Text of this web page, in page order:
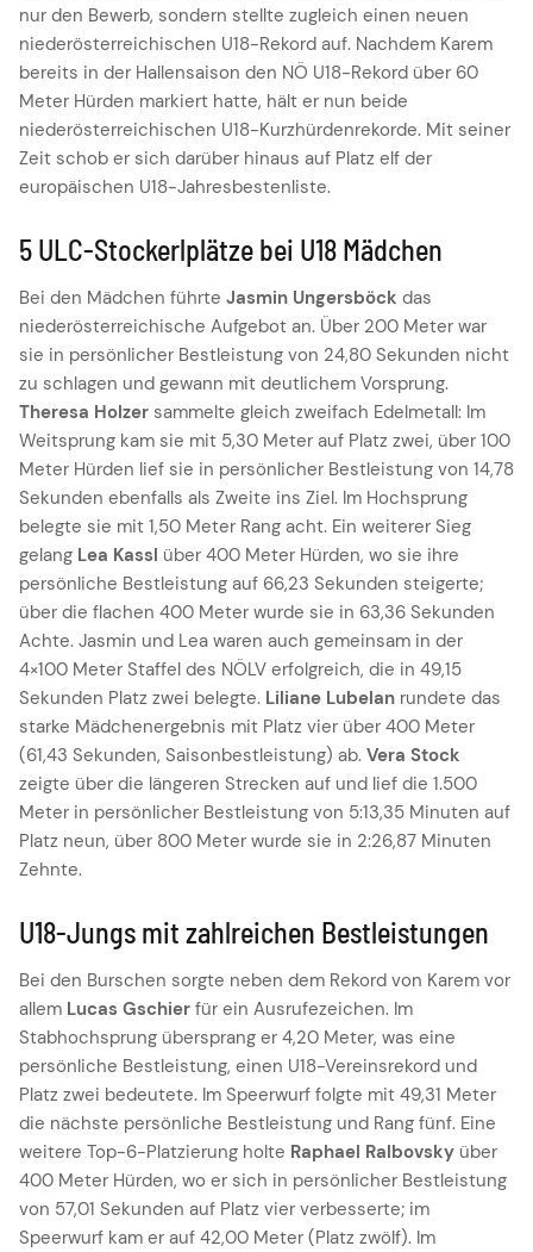
nur den Bewerb, sondern stellte zugleich einen neuen
niederösterreichischen U18-Rekord auf. Nachdem Karem
bereits in der Hallensaison den NÖ U18-Rekord über 60
Meter Hürden markiert hatte, hält er nun beide
niederösterreichischen U18-Kurzhürdenrekorde. Mit seiner
Zeit schob er sich darüber hinaus auf Platz elf der
europäischen U18-Jahresbestenliste.
5 ULC-Stockerlplätze bei U18 Mädchen
Bei den Mädchen führte Jasmin Ungersböck das
niederösterreichische Aufgebot an. Über 200 Meter war
sie in persönlicher Bestleistung von 24,80 Sekunden nicht
zu schlagen und gewann mit deutlichem Vorsprung.
Theresa Holzer sammelte gleich zweifach Edelmetall: Im
Weitsprung kam sie mit 5,30 Meter auf Platz zwei, über 100
Meter Hürden lief sie in persönlicher Bestleistung von 14,78
Sekunden ebenfalls als Zweite ins Ziel. Im Hochsprung
belegte sie mit 1,50 Meter Rang acht. Ein weiterer Sieg
gelang Lea Kassl über 400 Meter Hürden, wo sie ihre
persönliche Bestleistung auf 66,23 Sekunden steigerte;
über die flachen 400 Meter wurde sie in 63,36 Sekunden
Achte. Jasmin und Lea waren auch gemeinsam in der
4×100 Meter Staffel des NÖLV erfolgreich, die in 49,15
Sekunden Platz zwei belegte. Liliane Lubelan rundete das
starke Mädchenergebnis mit Platz vier über 400 Meter
(61,43 Sekunden, Saisonbestleistung) ab. Vera Stock
zeigte über die längeren Strecken auf und lief die 1.500
Meter in persönlicher Bestleistung von 5:13,35 Minuten auf
Platz neun, über 800 Meter wurde sie in 2:26,87 Minuten
Zehnte.
U18-Jungs mit zahlreichen Bestleistungen
Bei den Burschen sorgte neben dem Rekord von Karem vor
allem Lucas Gschier für ein Ausrufezeichen. Im
Stabhochsprung übersprang er 4,20 Meter, was eine
persönliche Bestleistung, einen U18-Vereinsrekord und
Platz zwei bedeutete. Im Speerwurf folgte mit 49,31 Meter
die nächste persönliche Bestleistung und Rang fünf. Eine
weitere Top-6-Platzierung holte Raphael Ralbovsky über
400 Meter Hürden, wo er sich in persönlicher Bestleistung
von 57,01 Sekunden auf Platz vier verbesserte; im
Speerwurf kam er auf 42,00 Meter (Platz zwölf). Im